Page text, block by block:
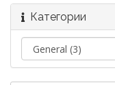
Категории